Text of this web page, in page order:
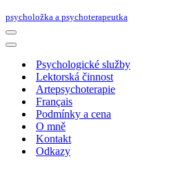
psycholožka a psychoterapeutka
Navigační
menu
Navigační
Psychologické služby
Lektorská činnost
Artepsychoterapie
Français
Podmínky a cena
O mně
Kontakt
Odkazy